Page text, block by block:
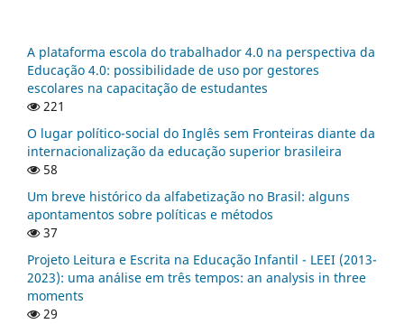
A plataforma escola do trabalhador 4.0 na perspectiva da
Educação 4.0: possibilidade de uso por gestores
escolares na capacitação de estudantes
221
O lugar político-social do Inglês sem Fronteiras diante da
internacionalização da educação superior brasileira
58
Um breve histórico da alfabetização no Brasil: alguns
apontamentos sobre políticas e métodos
37
Projeto Leitura e Escrita na Educação Infantil - LEEI (2013-
2023): uma análise em três tempos: an analysis in three
moments
29